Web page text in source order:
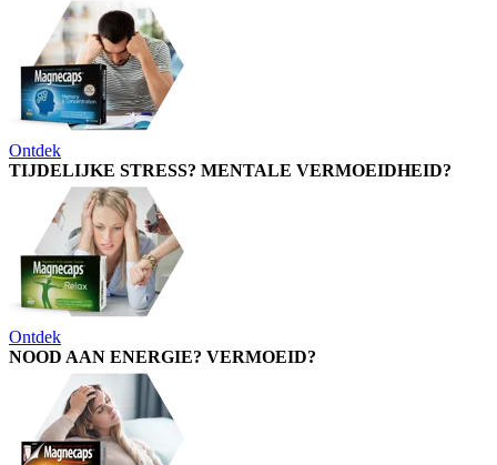
Ontdek
TIJDELIJKE STRESS? MENTALE VERMOEIDHEID?
Ontdek
NOOD AAN ENERGIE? VERMOEID?